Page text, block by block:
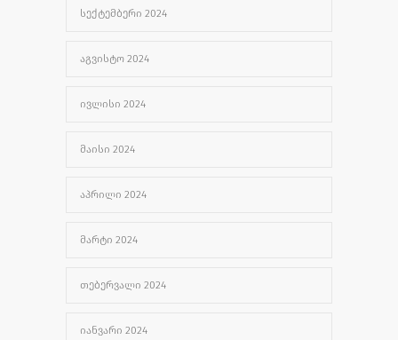
ᲡᲔᲥᲢᲔᲛᲑᲔᲠᲘ 2024
ᲐᲒᲕᲘᲡᲢᲝ 2024
ᲘᲕᲚᲘᲡᲘ 2024
ᲛᲐᲘᲡᲘ 2024
ᲐᲞᲠᲘᲚᲘ 2024
ᲛᲐᲠᲢᲘ 2024
ᲗᲔᲑᲔᲠᲕᲐᲚᲘ 2024
ᲘᲐᲜᲕᲐᲠᲘ 2024